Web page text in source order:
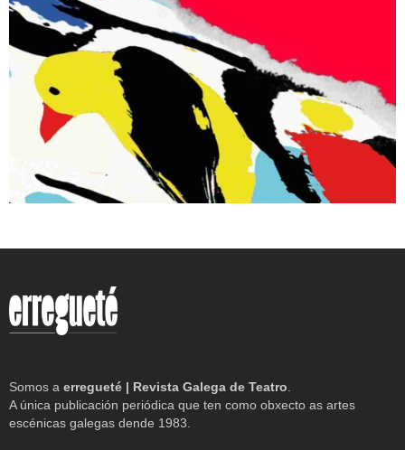
Somos a erregueté | Revista Galega de Teatro
A única publicación periódica que ten como obxecto as artes
escénicas galegas dende 1983.